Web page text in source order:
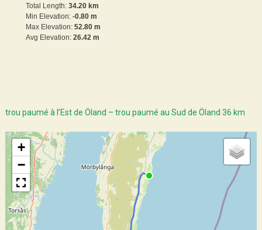
Total Length: 34.20 km
Min Elevation: -0.80 m
Max Elevation: 52.80 m
Avg Elevation: 26.42 m
trou paumé à l’Est de Öland – trou paumé au Sud de Öland 36 km
+
−